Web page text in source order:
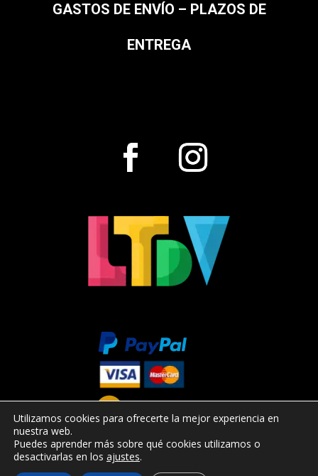
GASTOS DE ENVÍO – PLAZOS DE
ENTREGA
Utilizamos cookies para ofrecerte la mejor experiencia en
nuestra web.
Puedes aprender más sobre qué cookies utilizamos o
desactivarlas en los ajustes.